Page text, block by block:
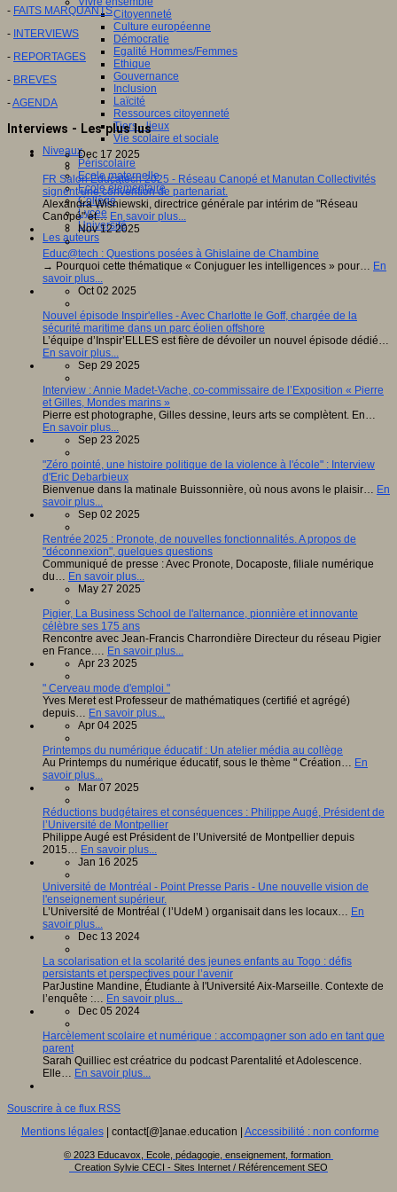
Citoyenneté
Culture européenne
Démocratie
Egalité Hommes/Femmes
Ethique
Gouvernance
Inclusion
Laïcité
Ressources citoyenneté
Tiers - lieux
Vie scolaire et sociale
Niveaux
Périscolaire
Ecole maternelle
Ecole élémentaire
Collège
Lycée
Université
Les auteurs
- FAITS MARQUANTS
- INTERVIEWS
- REPORTAGES
- BREVES
-AGENDA
Interviews - Les plus lus
Dec 17 2025
FR Salon Educatech 2025 - Réseau Canopé et Manutan Collectivités
signent une convention de partenariat.
Alexandra Wisniewski, directrice générale par intérim de "Réseau
Canopé" et… En savoir plus...
Nov 12 2025
Educ@tech : Questions posées à Ghislaine de Chambine
→ Pourquoi cette thématique « Conjuguer les intelligences » pour… En
savoir plus...
Oct 02 2025
Nouvel épisode Inspir'elles - Avec Charlotte le Goff, chargée de la
sécurité maritime dans un parc éolien offshore
L’équipe d’Inspir’ELLES est fière de dévoiler un nouvel épisode dédié…
En savoir plus...
Sep 29 2025
Interview : Annie Madet-Vache, co-commissaire de l’Exposition « Pierre
et Gilles, Mondes marins »
Pierre est photographe, Gilles dessine, leurs arts se complètent. En…
En savoir plus...
Sep 23 2025
"Zéro pointé, une histoire politique de la violence à l'école" : Interview
d'Eric Debarbieux
Bienvenue dans la matinale Buissonnière, où nous avons le plaisir… En
savoir plus...
Sep 02 2025
Rentrée 2025 : Pronote, de nouvelles fonctionnalités. A propos de
"déconnexion", quelques questions
Communiqué de presse : Avec Pronote, Docaposte, filiale numérique
du… En savoir plus...
May 27 2025
Pigier, La Business School de l'alternance, pionnière et innovante
célèbre ses 175 ans
Rencontre avec Jean-Francis Charrondière Directeur du réseau Pigier
en France.… En savoir plus...
Apr 23 2025
" Cerveau mode d'emploi "
Yves Meret est Professeur de mathématiques (certifié et agrégé)
depuis… En savoir plus...
Apr 04 2025
Printemps du numérique éducatif : Un atelier média au collège
Au Printemps du numérique éducatif, sous le thème " Création… En
savoir plus...
Mar 07 2025
Réductions budgétaires et conséquences : Philippe Augé, Président de
l’Université de Montpellier
Philippe Augé est Président de l’Université de Montpellier depuis
2015… En savoir plus...
Jan 16 2025
Université de Montréal - Point Presse Paris - Une nouvelle vision de
l'enseignement supérieur.
L’Université de Montréal ( l’UdeM ) organisait dans les locaux… En
savoir plus...
Dec 13 2024
La scolarisation et la scolarité des jeunes enfants au Togo : défis
persistants et perspectives pour l’avenir
ParJustine Mandine, Étudiante à l'Université Aix-Marseille. Contexte de
l’enquête :… En savoir plus...
Dec 05 2024
Harcèlement scolaire et numérique : accompagner son ado en tant que
parent
Sarah Quilliec est créatrice du podcast Parentalité et Adolescence.
Elle… En savoir plus...
Souscrire à ce flux RSS
Mentions légales| contact[@]anae.education | Accessibilité : non conforme
© 2023 Educavox, Ecole, pédagogie, enseignement, formation
Creation Sylvie CECI - Sites Internet / Référencement SEO